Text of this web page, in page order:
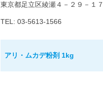
東京都足立区綾瀬４－２９－１７
TEL: 03-5613-1566
アリ・ムカデ粉剤 1kg